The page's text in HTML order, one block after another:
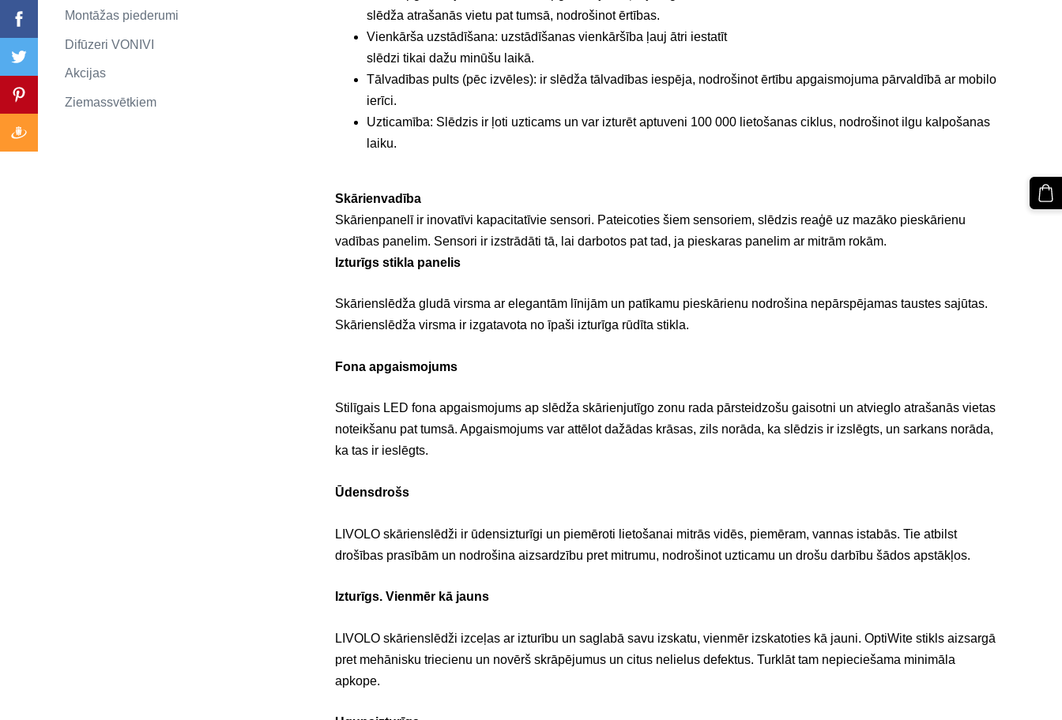
Montāžas piederumi
Difūzeri VONIVI
Akcijas
Ziemassvētkiem
slēdža atrašanās vietu pat tumsā, nodrošinot ērtības.
Vienkārša uzstādīšana: uzstādīšanas vienkāršība ļauj ātri iestatīt
slēdzi tikai dažu minūšu laikā.
Tālvadības pults (pēc izvēles): ir slēdža tālvadības iespēja, nodrošinot ērtību apgaismojuma pārvaldībā ar mobilo
ierīci.
Uzticamība: Slēdzis ir ļoti uzticams un var izturēt aptuveni 100 000 lietošanas ciklus, nodrošinot ilgu kalpošanas
laiku.
Skārienvadība
Skārienpanelī ir inovatīvi kapacitatīvie sensori. Pateicoties šiem sensoriem, slēdzis reaģē uz mazāko pieskārienu
vadības panelim. Sensori ir izstrādāti tā, lai darbotos pat tad, ja pieskaras panelim ar mitrām rokām.
Izturīgs stikla panelis
Skārienslēdža gludā virsma ar elegantām līnijām un patīkamu pieskārienu nodrošina nepārspējamas taustes sajūtas.
Skārienslēdža virsma ir izgatavota no īpaši izturīga rūdīta stikla.
Fona apgaismojums
Stilīgais LED fona apgaismojums ap slēdža skārienjutīgo zonu rada pārsteidzošu gaisotni un atvieglo atrašanās vietas
noteikšanu pat tumsā. Apgaismojums var attēlot dažādas krāsas, zils norāda, ka slēdzis ir izslēgts, un sarkans norāda,
ka tas ir ieslēgts.
Ūdensdrošs
LIVOLO skārienslēdži ir ūdensizturīgi un piemēroti lietošanai mitrās vidēs, piemēram, vannas istabās. Tie atbilst
drošības prasībām un nodrošina aizsardzību pret mitrumu, nodrošinot uzticamu un drošu darbību šādos apstākļos.
Izturīgs. Vienmēr kā jauns
LIVOLO skārienslēdži izceļas ar izturību un saglabā savu izskatu, vienmēr izskatoties kā jauni. OptiWite stikls aizsargā
pret mehānisku triecienu un novērš skrāpējumus un citus nelielus defektus. Turklāt tam nepieciešama minimāla
apkope.